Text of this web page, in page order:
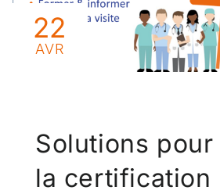
22
AVR
Solutions
la certification